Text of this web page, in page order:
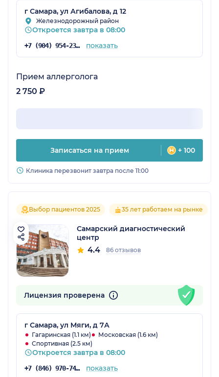
г Самара, ул Агибалова, д 12
Железнодорожный район
Откроется завтра в 08:00
+7 (904) 954-23-83 показать
Прием аллерголога
2 750 ₽
Записаться на прием + 100
Клиника перезвонит завтра после 11:00
Выбор пациентов 2025 35 лет работаем на рынке
Самарский диагностический
центр
4.4 86 отзывов
Лицензия проверена
г Самара, ул Мяги, д 7А
Гагаринская (1.1 км)
Московская (1.6 км)
Спортивная (2.5 км)
Откроется завтра в 08:00
+7 (846) 970-74-29 показать